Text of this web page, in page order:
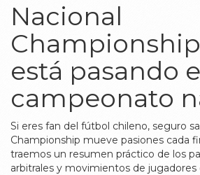
Nacional
está pasando
campeonato
Si eres fan del fútbol chileno, seguro
Championship mueve pasiones cada
traemos un resumen práctico de los
arbitrales y movimientos de